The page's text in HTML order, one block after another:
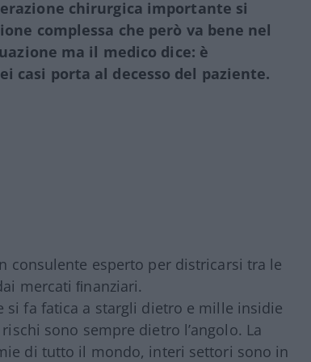
chirurgica importante si
complessa che però va bene nel
ma il medico dice: è
casi porta al decesso del paziente.
consulente esperto per districarsi tra le
mercati ﬁnanziari.
fa fatica a stargli dietro e mille insidie
sono sempre dietro l’angolo. La
di tutto il mondo, interi settori sono in